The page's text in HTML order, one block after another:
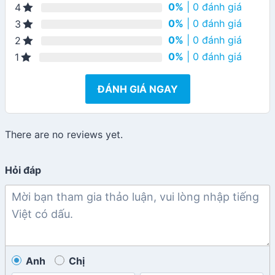
4
0% | 0 đánh giá
3
0% | 0 đánh giá
2
0% | 0 đánh giá
1
0% | 0 đánh giá
ĐÁNH GIÁ NGAY
There are no reviews yet.
Hỏi đáp
Anh Chị